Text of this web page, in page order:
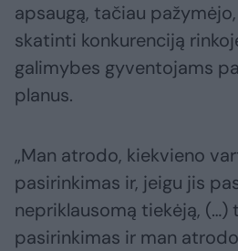
apsaugą, tačiau
skatinti konkurenciją
galimybes gyventojams
planus.
„Man atrodo, kiekvieno
pasirinkimas ir, jeigu jis
nepriklausomą tiekėją, (…)
pasirinkimas ir man